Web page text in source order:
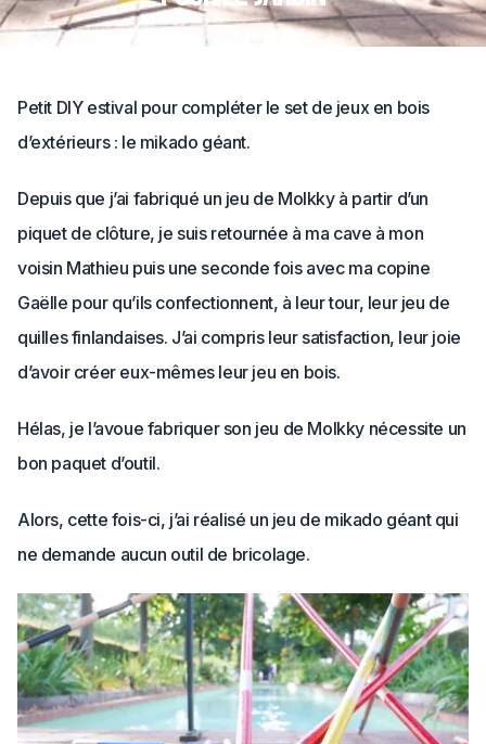
Petit DIY estival pour compléter le set de jeux en bois
d’extérieurs : le mikado géant.
Depuis que j’ai fabriqué un jeu de Molkky à partir d’un
piquet de clôture, je suis retournée à ma cave à mon
voisin Mathieu puis une seconde fois avec ma copine
Gaëlle pour qu’ils confectionnent, à leur tour, leur jeu de
quilles finlandaises. J’ai compris leur satisfaction, leur joie
d’avoir créer eux-mêmes leur jeu en bois.
Hélas, je l’avoue fabriquer son jeu de Molkky nécessite un
bon paquet d’outil.
Alors, cette fois-ci, j’ai réalisé un jeu de mikado géant qui
ne demande aucun outil de bricolage.